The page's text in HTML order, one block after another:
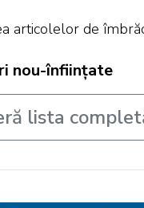
articolelor de
nou-înființate
lista